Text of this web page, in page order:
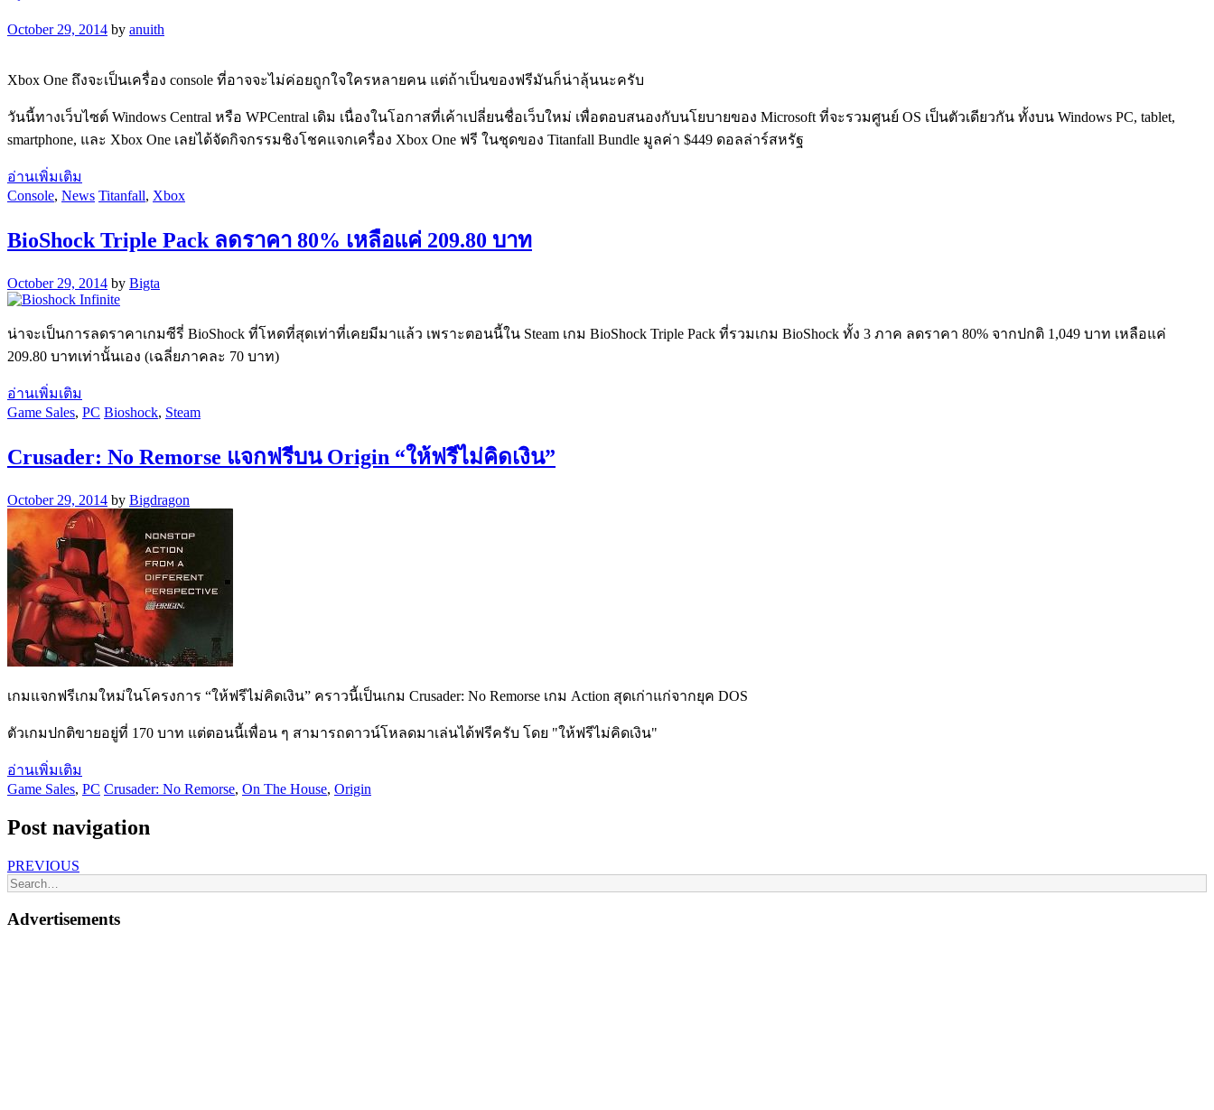
October 29, 2014 by anuith
Xbox One ถึงจะเป็นเครื่อง console ที่อาจจะไม่ค่อยถูกใจใครหลายคน แต่ถ้าเป็นของฟรีมันก็น่าลุ้นนะครับ
วันนี้ทางเว็บไซต์ Windows Central หรือ WPCentral เดิม เนื่องในโอกาสที่เค้าเปลี่ยนชื่อเว็บใหม่ เพื่อตอบสนองกับนโยบายของ Microsoft ที่จะรวมศูนย์ OS เป็นตัวเดียวกัน ทั้งบน Windows PC, tablet,
smartphone, และ Xbox One เลยได้จัดกิจกรรมชิงโชคแจกเครื่อง Xbox One ฟรี ในชุดของ Titanfall Bundle มูลค่า $449 ดอลล่าร์สหรัฐ
อ่านเพิ่มเติม
Console, News Titanfall, Xbox
BioShock Triple Pack ลดราคา 80% เหลือแค่ 209.80 บาท
October 29, 2014 by Bigta
น่าจะเป็นการลดราคาเกมซีรี่ BioShock ที่โหดที่สุดเท่าที่เคยมีมาแล้ว เพราะตอนนี้ใน Steam เกม BioShock Triple Pack ที่รวมเกม BioShock ทั้ง 3 ภาค ลดราคา 80% จากปกติ 1,049 บาท เหลือแค่
209.80 บาทเท่านั้นเอง (เฉลี่ยภาคละ 70 บาท)
อ่านเพิ่มเติม
Game Sales, PC Bioshock, Steam
Crusader: No Remorse แจกฟรีบน Origin “ให้ฟรีไม่คิดเงิน”
October 29, 2014 by Bigdragon
เกมแจกฟรีเกมใหม่ในโครงการ “ให้ฟรีไม่คิดเงิน” คราวนี้เป็นเกม Crusader: No Remorse เกม Action สุดเก่าแก่จากยุค DOS
ตัวเกมปกติขายอยู่ที่ 170 บาท แต่ตอนนี้เพื่อน ๆ สามารถดาวน์โหลดมาเล่นได้ฟรีครับ โดย "ให้ฟรีไม่คิดเงิน"
อ่านเพิ่มเติม
Game Sales, PC Crusader: No Remorse, On The House, Origin
Post navigation
PREVIOUS
Advertisements